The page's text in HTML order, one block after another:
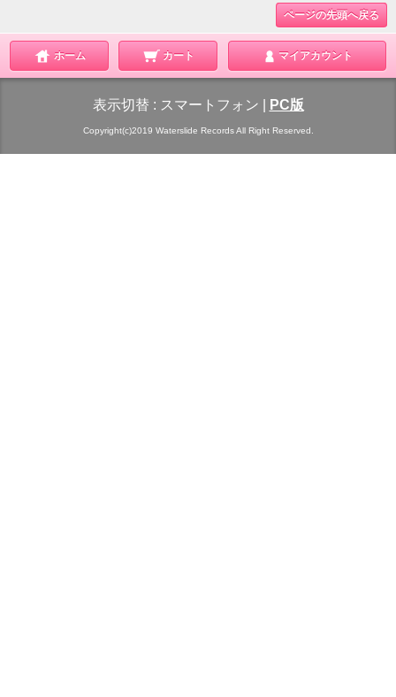
ページの先頭へ戻る
ホーム カート マイアカウント
表示切替 : スマートフォン PC版
Copyright(c)2019 Waterslide Records All Right Reserved.